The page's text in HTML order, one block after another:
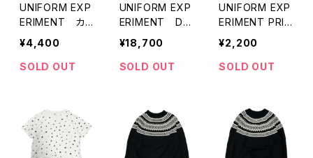
UNIFORM EXP
ERIMENT カ
ラーチャート ネ
クタイ
¥4,400
SOLD OUT
UNIFORM EXP
ERIMENT DE
NIMJACKET
¥18,700
SOLD OUT
UNIFORM EXP
ERIMENT PRIN
T TEE
¥2,200
SOLD OUT